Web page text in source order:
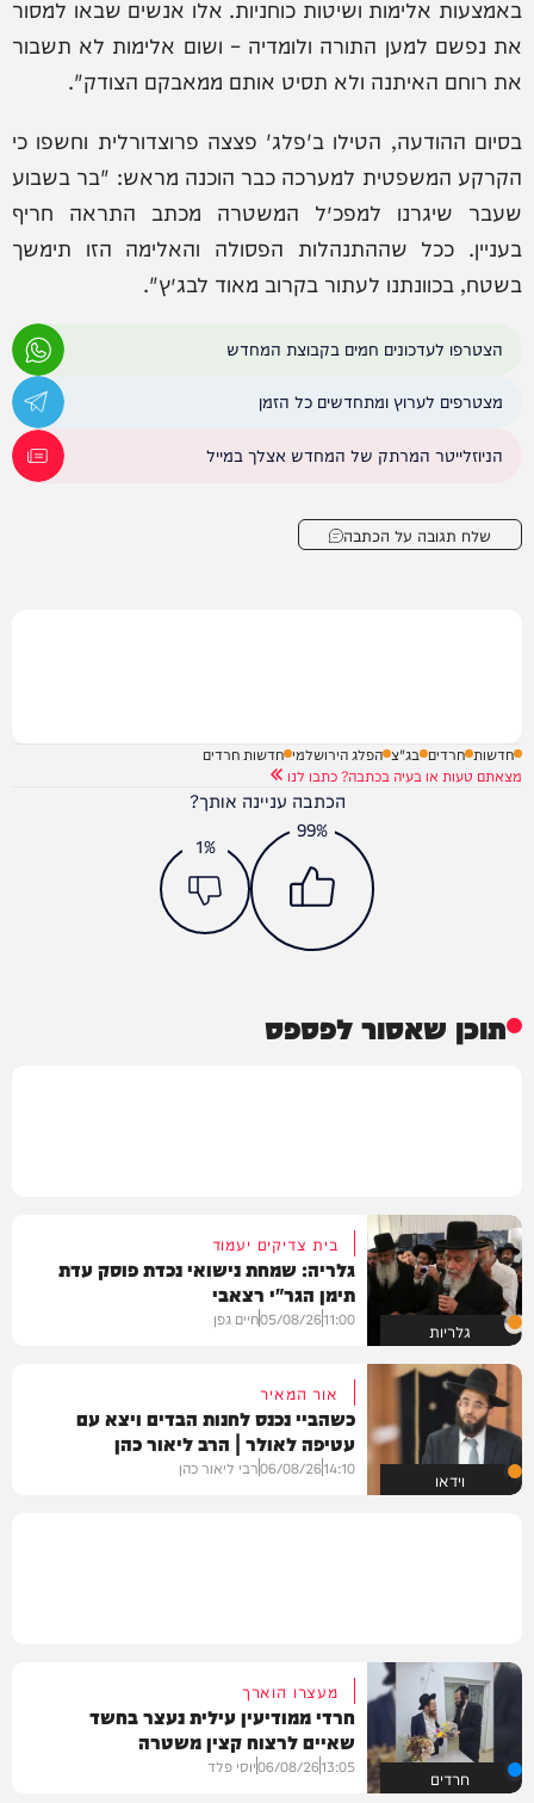
באמצעות אלימות ושיטות כוחניות. אלו אנשים שבאו למסור
את נפשם למען התורה ולומדיה – ושום אלימות לא תשבור
את רוחם האיתנה ולא תסיט אותם ממאבקם הצודק".
בסיום ההודעה, הטילו ב'פלג' פצצה פרוצדורלית וחשפו כי
הקרקע המשפטית למערכה כבר הוכנה מראש: "בר בשבוע
שעבר שיגרנו למפכ״ל המשטרה מכתב התראה חריף
בעניין. ככל שההתנהלות הפסולה והאלימה הזו תימשך
בשטח, בכוונתנו לעתור בקרוב מאוד לבג״ץ".
הצטרפו לעדכונים חמים בקבוצת המחדש
מצטרפים לערוץ ומתחדשים כל הזמן
הניוזלייטר המרתק של המחדש אצלך במייל
שלח תגובה על הכתבה
חדשות חרדים בג"צ הפלג הירושלמי חדשות חרדים
מצאתם טעות או בעיה בכתבה? כתבו לנו
הכתבה עניינה אותך?
99%
1%
תוכן שאסור לפספס
גלריות
בית צדיקים יעמוד
גלריה: שמחת נישואי נכדת פוסק עדת
תימן הגר"י רצאבי
11:00
05/08/26חיים גפן
וידאו
אור המאיר
כשהביי נכנס לחנות הבדים ויצא עם
עטיפה לאולר | הרב ליאור כהן
14:10
06/08/26רבי ליאור כהן
חרדים
מעצרו הוארך
חרדי ממודיעין עילית נעצר בחשד
שאיים לרצוח קצין משטרה
13:05
06/08/26יוסי פלד